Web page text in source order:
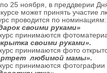
25 ноября, в преддверии
может принять участие
проводится по номинациям:
своими руками»
принимаются
своими руками».
принимаются фото
любимой мамы».
принимаются фотографии